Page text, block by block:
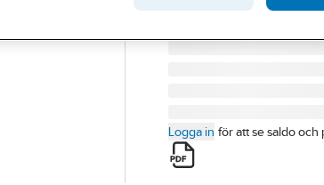
GB41638466
Logga in för att se saldo och